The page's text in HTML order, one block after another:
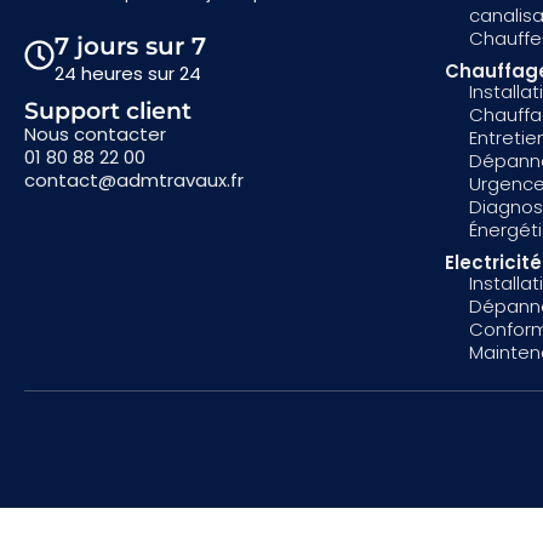
7 jours sur 7
24 heures sur 24
Support client
Nous contacter
01 80 88 22 00
contact@admtravaux.fr
Electricité